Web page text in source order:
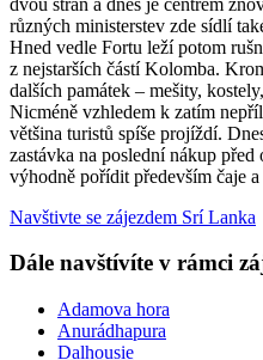
různých ministerstev zde sídlí
Hned vedle Fortu leží potom
z nejstarších částí Kolomba.
dalších památek – mešity,
Nicméně vzhledem k zatím
většina turistů spíše projíždí.
zastávka na poslední nákup
výhodně pořídit především čaje
Navštivte se zájezdem Srí Lanka
Dále navštívíte v rámci
Adamova hora
Anurádhapura
Dalhousie